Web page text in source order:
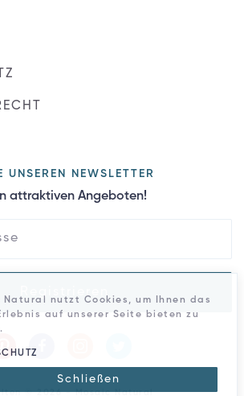
UNSEREN NEWSLETTER
attraktiven Angeboten!
© 2026 - Mosaic Natural
Natural nutzt Cookies, um Ihnen das
auf unserer Seite bieten zu
Schließen